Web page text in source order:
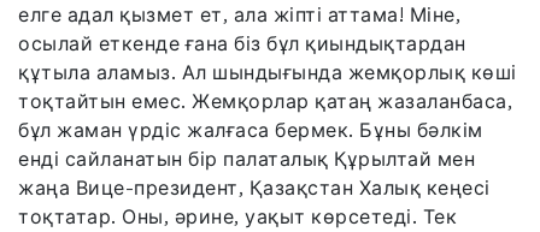
елге адал қызмет ет, ала жіпті аттама! Міне,
осылай еткенде ғана біз бұл қиындықтардан
құтыла аламыз. Ал шындығында жемқорлық көші
тоқтайтын емес. Жемқорлар қатаң жазаланбаса,
бұл жаман үрдіс жалғаса бермек. Бұны бәлкім
енді сайланатын бір палаталық Құрылтай мен
жаңа Вице-президент, Қазақстан Халық кеңесі
тоқтатар. Оны, әрине, уақыт көрсетеді. Тек